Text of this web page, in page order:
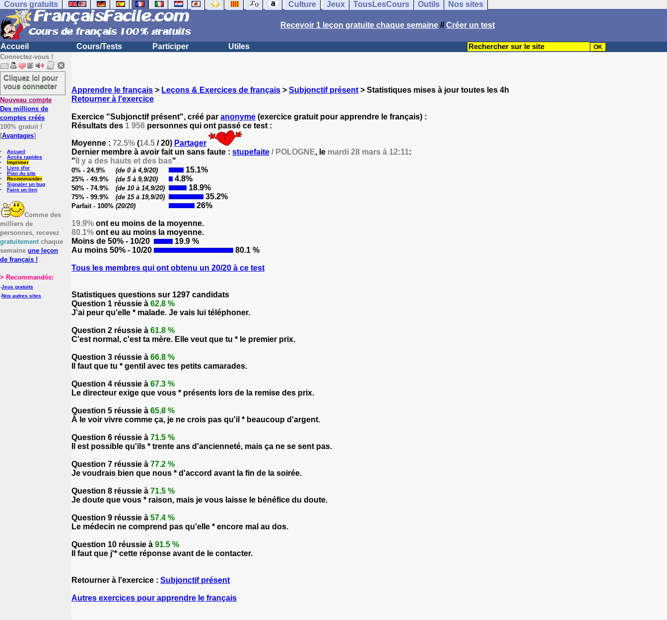
Cours gratuits Culture Jeux TousLesCours Outils Nos sites
Recevoir 1 leçon gratuite chaque semaine //Créer un test
Accueil Cours/Tests Participer Utiles
Connectez-vous !
Cliquez ici pour
vous connecter
Nouveau compte
Des millions de
comptes créés
100% gratuit !
[Avantages]
Accueil
Accès rapides
Imprimer
Livre d'or
Plan du site
Recommander
Signaler un bug
Faire un lien
Comme des
milliers de
personnes, recevez
gratuitementchaque
semaine une leçon
de français !
> Recommandés:
-Jeux gratuits
-Nos autres sites
Apprendre le français > Leçons & Exercices de français > Subjonctif présent > Statistiques mises à jour toutes les 4h
Retourner à l'exercice
Exercice "Subjonctif présent", créé par anonyme (exercice gratuit pour apprendre le français) :
Résultats des 1 956 personnes qui ont passé ce test :
Moyenne : 72.5% (14.5 / 20) Partager
Dernier membre à avoir fait un sans faute : stupefaite / POLOGNE, le mardi 28 mars à 12:11:
" Il y a des hauts et des bas"
0% - 24.9% (de 0 à 4,9/20) 15.1%
25% - 49.9% (de 5 à 9,9/20) 4.8%
50% - 74.9% (de 10 à 14,9/20) 18.9%
75% - 99.9% (de 15 à 19,9/20) 35.2%
Parfait - 100% (20/20) 26%
19.9% ont eu moins de la moyenne.
80.1% ont eu au moins la moyenne.
Moins de 50% - 10/20
19.9 %
Au moins 50% - 10/20
80.1 %
Tous les membres qui ont obtenu un 20/20 à ce test
Statistiques questions sur 1297 candidats
Question 1 réussie à 62.8 %
J'ai peur qu'elle * malade. Je vais lui téléphoner.
Question 2 réussie à 61.8 %
C'est normal, c'est ta mère. Elle veut que tu * le premier prix.
Question 3 réussie à 66.8 %
Il faut que tu * gentil avec tes petits camarades.
Question 4 réussie à 67.3 %
Le directeur exige que vous * présents lors de la remise des prix.
Question 5 réussie à 65.8 %
À le voir vivre comme ça, je ne crois pas qu'il * beaucoup d'argent.
Question 6 réussie à 71.5 %
Il est possible qu'ils * trente ans d'ancienneté, mais ça ne se sent pas.
Question 7 réussie à 77.2 %
Je voudrais bien que nous * d'accord avant la fin de la soirée.
Question 8 réussie à 71.5 %
Je doute que vous * raison, mais je vous laisse le bénéfice du doute.
Question 9 réussie à 57.4 %
Le médecin ne comprend pas qu'elle * encore mal au dos.
Question 10 réussie à 91.5 %
Il faut que j'* cette réponse avant de le contacter.
Retourner à l'exercice : Subjonctif présent
Autres exercices pour apprendre le français